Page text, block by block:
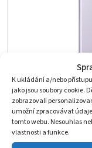
K ukládání a/nebo
jako jsou soubory cookie.
zobrazovali
umožní zpracovávat
tomto webu. Nesouhlas
vlastnosti a funkce.
iPhone 11
Použité